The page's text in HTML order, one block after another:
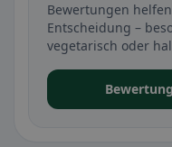
Bewertungen
Entscheidung –
vegetarisch oder